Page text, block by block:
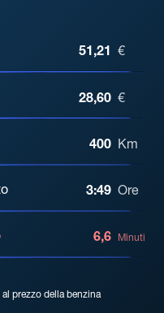
DI
51,21 €
28,60 €
400 Km
3:49 Ore
6,6 Minuti
prezzo della benzina